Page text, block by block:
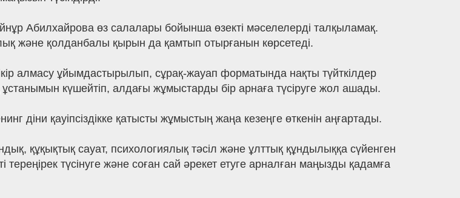
Абилхайрова өз салалары бойынша өзекті мәселелерді талқыламақ.
және қолданбалы қырын да қамтып отырғанын көрсетеді.
алмасу ұйымдастырылып, сұрақ-жауап форматында нақты түйткілдер
күшейтіп, алдағы жұмыстарды бір арнаға түсіруге жол ашады.
діни қауіпсіздікке қатысты жұмыстың жаңа кезеңге өткенін аңғартады.
құқықтық сауат, психологиялық тәсіл және ұлттық құндылыққа сүйенген
тереңірек түсінуге және соған сай әрекет етуге арналған маңызды қадамға